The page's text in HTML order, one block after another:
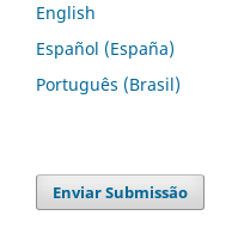
English
Español (España)
Português (Brasil)
Enviar Submissão